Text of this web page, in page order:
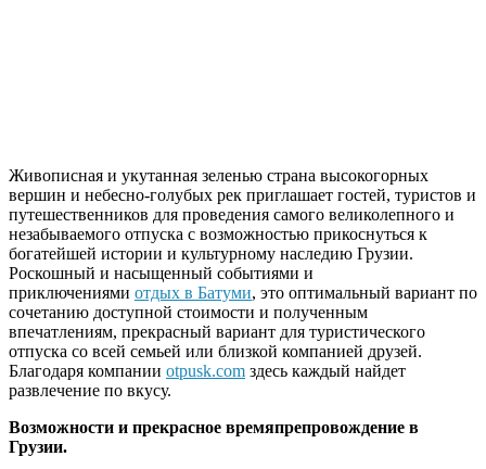
Живописная и укутанная зеленью страна высокогорных
вершин и небесно-голубых рек приглашает гостей, туристов и
путешественников для проведения самого великолепного и
незабываемого отпуска с возможностью прикоснуться к
богатейшей истории и культурному наследию Грузии.
Роскошный и насыщенный событиями и
приключениями отдых в Батуми, это оптимальный вариант по
сочетанию доступной стоимости и полученным
впечатлениям, прекрасный вариант для туристического
отпуска со всей семьей или близкой компанией друзей.
Благодаря компании otpusk.com здесь каждый найдет
развлечение по вкусу.
Возможности и прекрасное времяпрепровождение в
Грузии.